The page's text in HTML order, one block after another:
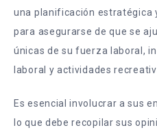
una planificación estratégica
para asegurarse de que se
únicas de su fuerza laboral,
laboral y actividades
Es esencial involucrar a sus
lo que debe recopilar sus